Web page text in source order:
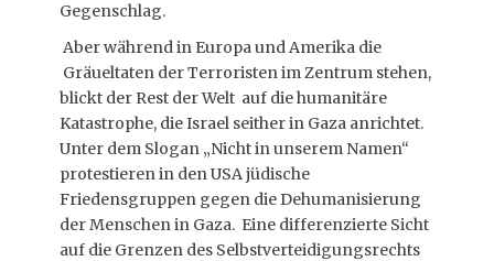
Gegenschlag.
Aber während in Europa und Amerika die
Gräueltaten der Terroristen im Zentrum stehen,
blickt der Rest der Welt auf die humanitäre
Katastrophe, die Israel seither in Gaza anrichtet.
Unter dem Slogan „Nicht in unserem Namen“
protestieren in den USA jüdische
Friedensgruppen gegen die Dehumanisierung
der Menschen in Gaza. Eine differenzierte Sicht
auf die Grenzen des Selbstverteidigungsrechts